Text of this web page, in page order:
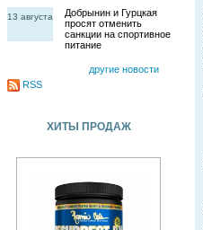
13 августа
Добрынин и Гурцкая
просят отменить
санкции на спортивное
питание
другие новости
RSS
ХИТЫ ПРОДАЖ